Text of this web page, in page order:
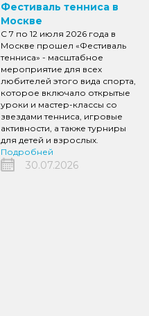
Фестиваль тенниса в
Москве
С 7 по 12 июля 2026 года в
Москве прошел «Фестиваль
тенниса» - масштабное
мероприятие для всех
любителей этого вида спорта,
которое включало открытые
уроки и мастер-классы со
звездами тенниса, игровые
активности, а также турниры
для детей и взрослых.
Подробней
30.07.2026